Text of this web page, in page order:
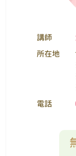
講師
所在地
電話